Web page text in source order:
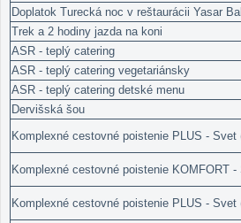
Doplatok Turecká noc v reštaurácii Yasar
Trek a 2 hodiny jazda na koni
ASR - teplý catering
ASR - teplý catering vegetariánsky
ASR - teplý catering detské menu
Dervišská šou
Komplexné cestovné poistenie PLUS - Svet
Komplexné cestovné poistenie KOMFORT
Komplexné cestovné poistenie PLUS - Svet